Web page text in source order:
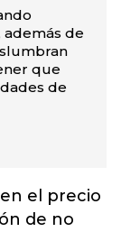
además de
que
de
el precio
de no